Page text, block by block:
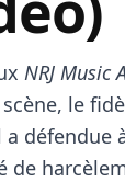
NRJ Music
le
a défendue
de